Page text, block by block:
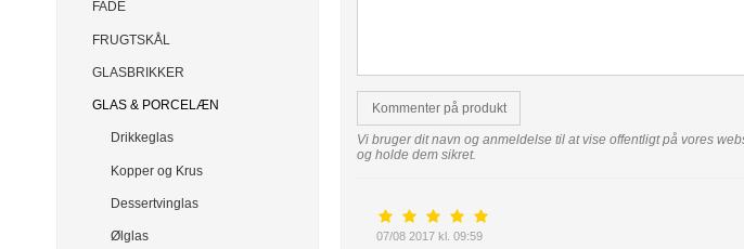
FADE
FRUGTSKÅL
GLASBRIKKER
GLAS & PORCELÆN
Drikkeglas
Kopper og Krus
Dessertvinglas
Ølglas
Kommenter på produkt
Vi bruger dit navn og anmeldelse til at vise offentligt på vores
og holde dem sikret.
07/08 2017 kl. 09:59